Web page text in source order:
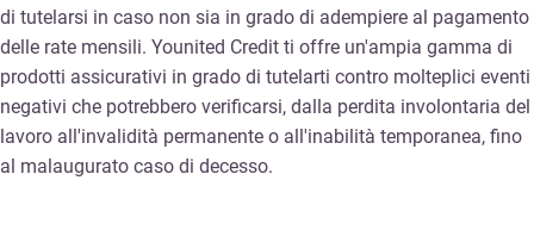
di tutelarsi in caso non sia in grado di adempiere al pagamento
delle rate mensili. Younited Credit ti offre un'ampia gamma di
prodotti assicurativi in grado di tutelarti contro molteplici eventi
negativi che potrebbero verificarsi, dalla perdita involontaria del
lavoro all'invalidità permanente o all'inabilità temporanea, fino
al malaugurato caso di decesso.